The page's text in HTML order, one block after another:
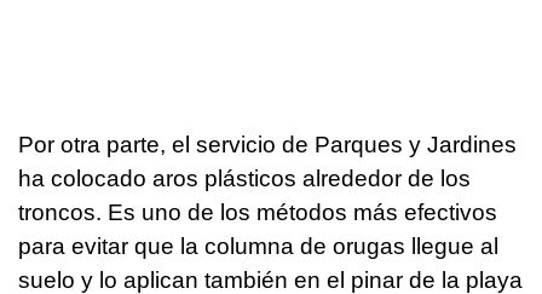
Por otra parte, el servicio de Parques y Jardines
ha colocado aros plásticos alrededor de los
troncos. Es uno de los métodos más efectivos
para evitar que la columna de orugas llegue al
suelo y lo aplican también en el pinar de la playa